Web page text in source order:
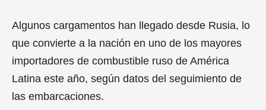
Algunos cargamentos han llegado desde Rusia, lo
que convierte a la nación en uno de los mayores
importadores de combustible ruso de América
Latina este año, según datos del seguimiento de
las embarcaciones.